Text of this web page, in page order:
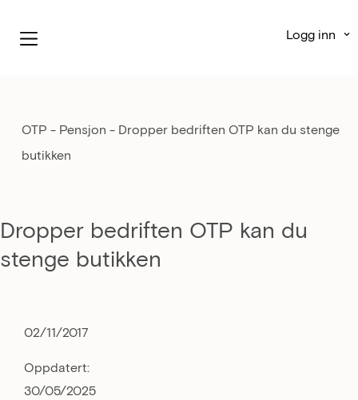
Logg inn
OTP - Pensjon - Dropper bedriften OTP kan du stenge
butikken
Dropper bedriften OTP kan du
stenge butikken
02/11/2017
Oppdatert:
30/05/2025